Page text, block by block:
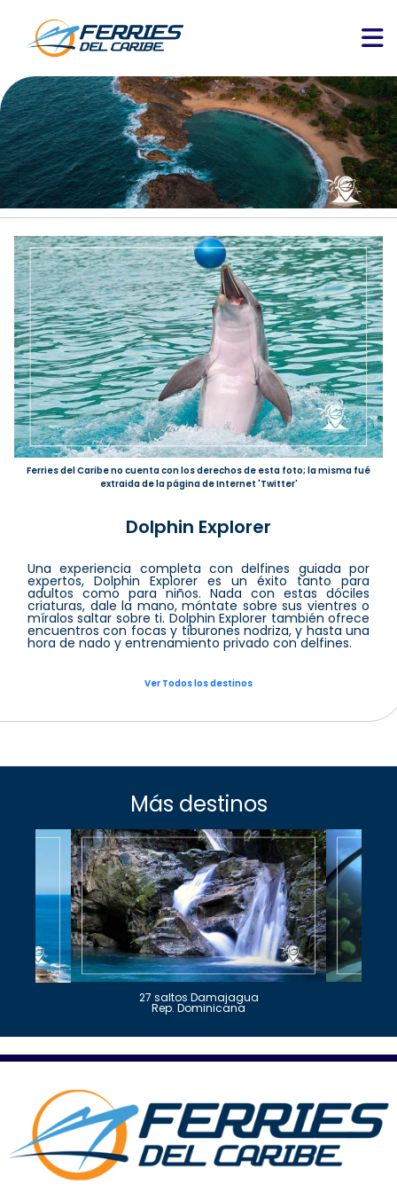
Ferries del Caribe no cuenta con los derechos de esta foto; la misma fué
extraida de la página de Internet 'Twitter'
Dolphin Explorer
Una experiencia completa con delfines guiada por
expertos, Dolphin Explorer es un éxito tanto para
adultos como para niños. Nada con estas dóciles
criaturas, dale la mano, móntate sobre sus vientres o
míralos saltar sobre ti. Dolphin Explorer también ofrece
encuentros con focas y tiburones nodriza, y hasta una
hora de nado y entrenamiento privado con delfines.
Ver Todos los destinos
Más destinos
27 saltos Damajagua
Rep. Dominicana